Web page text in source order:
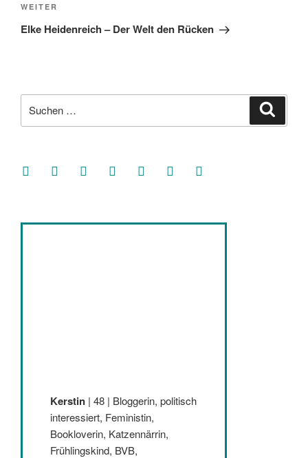
Nächster
Beitrag
WEITER
Elke Heidenreich – Der Welt den Rücken
nach:
facebooksoundcloud
twitter mastodoninstagramthreads goodreads
Kerstin | 48 | Bloggerin, politisch
interessiert, Feministin,
Bookloverin, Katzennärrin,
Frühlingskind, BVB,